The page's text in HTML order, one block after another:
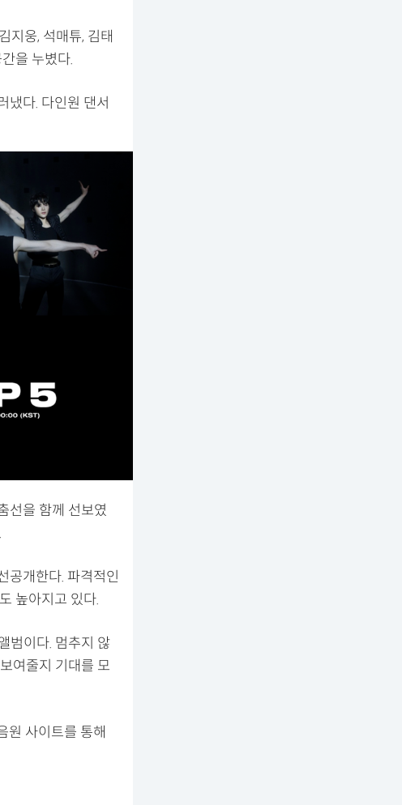
지웅, 석매튜, 김태
을 누볐다.
냈다. 다인원 댄서
선을 함께 선보였
공개한다. 파격적인
높아지고 있다.
범이다. 멈추지 않
여줄지 기대를 모
원 사이트를 통해